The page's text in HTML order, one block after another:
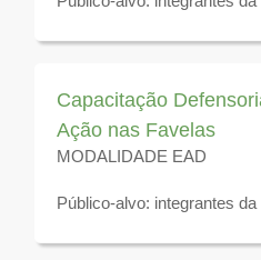
Disponível para
Capacitação
Ação nas Favelas
MODALIDADE EAD
Público-alvo: integrantes
Disponível para